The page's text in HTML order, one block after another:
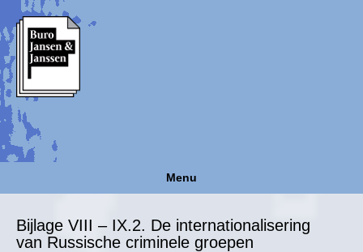
Menu
Bijlage VIII – IX.2. De internationalisering
van Russische criminele groepen